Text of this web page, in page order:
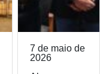
7 de maio de
2026